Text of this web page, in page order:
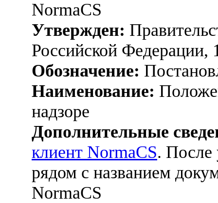
NormaCS
Утвержден:
Российской Федерации,
Обозначение:
Наименование:
надзоре
Дополнительные
клиент NormaCS. После
рядом с названием
NormaCS